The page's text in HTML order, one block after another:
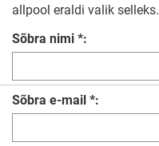
allpool eraldi valik selleks.
Sõbra nimi *:
Sõbra e-mail *: